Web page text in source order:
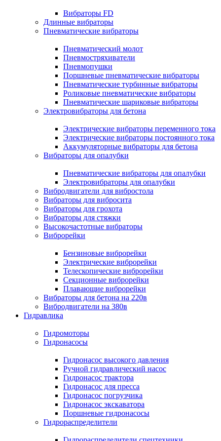
Вибраторы FD
Длинные вибраторы
Пневматические вибраторы
Пневматический молот
Пневмостряхиватели
Пневмопушки
Поршневые пневматические вибраторы
Пневматические турбинные вибраторы
Роликовые пневматические вибраторы
Пневматические шариковые вибраторы
Электровибраторы для бетона
Электрические вибраторы переменного тока
Электрические вибраторы постоянного тока
Аккумуляторные вибраторы для бетона
Вибраторы для опалубки
Пневматические вибраторы для опалубки
Электровибраторы для опалубки
Вибродвигатели для вибростола
Вибраторы для вибросита
Вибраторы для грохота
Вибраторы для стяжки
Высокочастотные вибраторы
Виброрейки
Бензиновые виброрейки
Электрические виброрейки
Телескопические виброрейки
Секционные виброрейки
Плавающие виброрейки
Вибраторы для бетона на 220в
Вибродвигатели на 380в
Гидравлика
Гидромоторы
Гидронасосы
Гидронасос высокого давления
Ручной гидравлический насос
Гидронасос трактора
Гидронасос для пресса
Гидронасос погрузчика
Гидронасос экскаватора
Поршневые гидронасосы
Гидрораспределители